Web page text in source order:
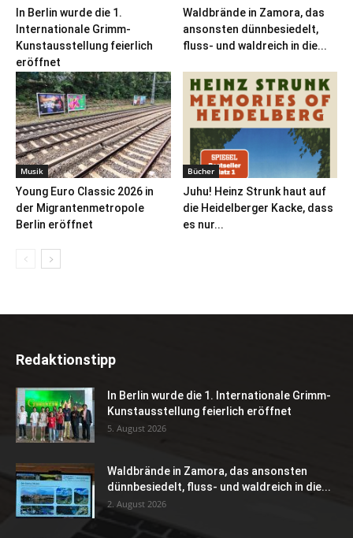
In Berlin wurde die 1.
Internationale Grimm-
Kunstausstellung feierlich
eröffnet
Waldbrände in Zamora, das
ansonsten dünnbesiedelt,
fluss- und waldreich in die...
Musik
Young Euro Classic 2026 in
der Migrantenmetropole
Berlin eröffnet
Bücher
Juhu! Heinz Strunk haut auf
die Heidelberger Kacke, dass
es nur...
Redaktionstipp
In Berlin wurde die 1. Internationale Grimm-
Kunstausstellung feierlich eröffnet
5. August 2026
Waldbrände in Zamora, das ansonsten
dünnbesiedelt, fluss- und waldreich in die...
2. August 2026